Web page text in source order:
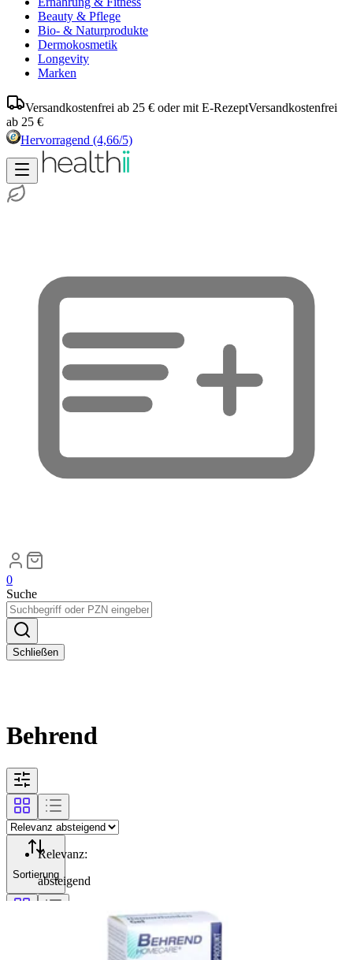
Beauty & Pflege
Bio- & Naturprodukte
Dermokosmetik
Longevity
Marken
Versandkostenfrei ab 25 € oder mit E-RezeptVersandkostenfrei
ab 25 €
Hervorragend (4,66/5)
0
Suche
Schließen
Behrend
Sortierung
Relevanz:
absteigend